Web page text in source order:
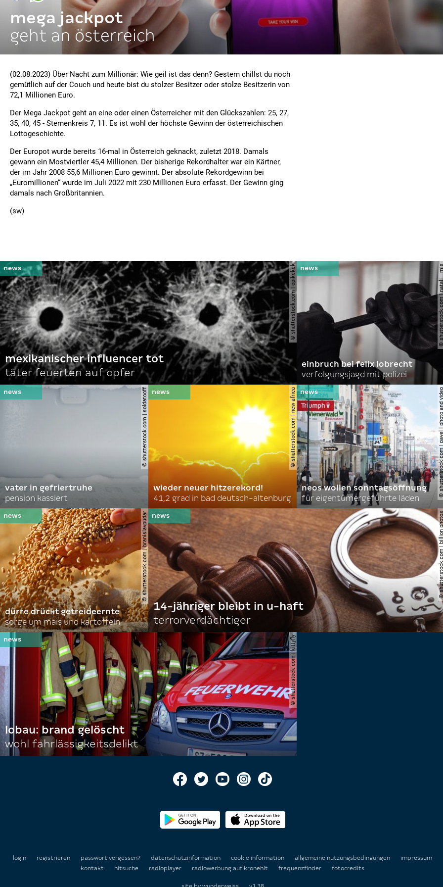
mega jackpot
geht an österreich
(02.08.2023) Über Nacht zum Millionär: Wie geil ist das denn? Gestern chillst du noch
gemütlich auf der Couch und heute bist du stolzer Besitzer oder stolze Besitzerin von
72,1 Millionen Euro.
Der Mega Jackpot geht an eine oder einen Österreicher mit den Glückszahlen: 25, 27,
35, 40, 45 - Sternenkreis 7, 11. Es ist wohl der höchste Gewinn der österreichischen
Lottogeschichte.
Der Europot wurde bereits 16-mal in Österreich geknackt, zuletzt 2018. Damals
gewann ein Mostviertler 45,4 Millionen. Der bisherige Rekordhalter war ein Kärtner,
der im Jahr 2008 55,6 Millionen Euro gewinnt. Der absolute Rekordgewinn bei
„Euromillionen“ wurde im Juli 2022 mit 230 Millionen Euro erfasst. Der Gewinn ging
damals nach Großbritannien.
(sw)
© shutterstock.com | opikckck
mexikanischer influencer tot
täter feuerten auf opfer
©
einbruch bei felix lobrecht
verfolgungsjagd mit polizei
© shutterstock.com | soldatooff
vater in gefriertruhe
pension kassiert
© shutterstock.com | new africa
wieder neuer hitzerekord!
41,2 grad in bad deutsch-altenburg
©
neos wollen sonntagsöffnung
für eigentümergeführte läden
© shutterstock.com | branislavpudar
dürre drückt getreideernte
sorge um mais und kartoffeln
©
14-jähriger bleibt in u-haft
terrorverdächtiger
© shutterstock.com | kittyfly
lobau: brand gelöscht
wohl fahrlässigkeitsdelikt
login registrieren passwort vergessen? datenschutzinformation cookie information allgemeine nutzungsbedingungen
impressum
kontakt
hitsuche radioplayer radiowerbung auf kronehit frequenzfinder fotocredits